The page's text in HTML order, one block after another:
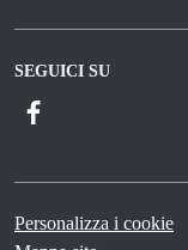
SEGUICI SU
Personalizza i cookie